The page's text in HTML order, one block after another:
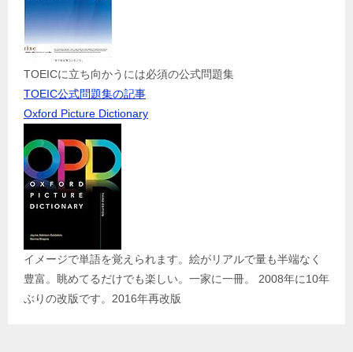
TOEICに立ち向かうには必須の公式問題集
TOEIC公式問題集の記事
Oxford Picture Dictionary
イメージで単語を覚えられます。絵がリアルで量も半端なく
豊富。眺めてるだけでも楽しい。一家に一冊。 2008年に10年
ぶりの改版です。2016年再改版